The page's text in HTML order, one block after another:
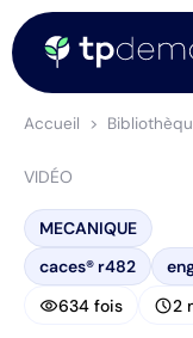
Accueil
VIDÉO
MECANIQUE
caces® r482
visibility634 fois schedule2